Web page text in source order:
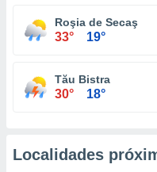
Roşia de Secaş
33° 19°
Tău Bistra
30° 18°
Localidades